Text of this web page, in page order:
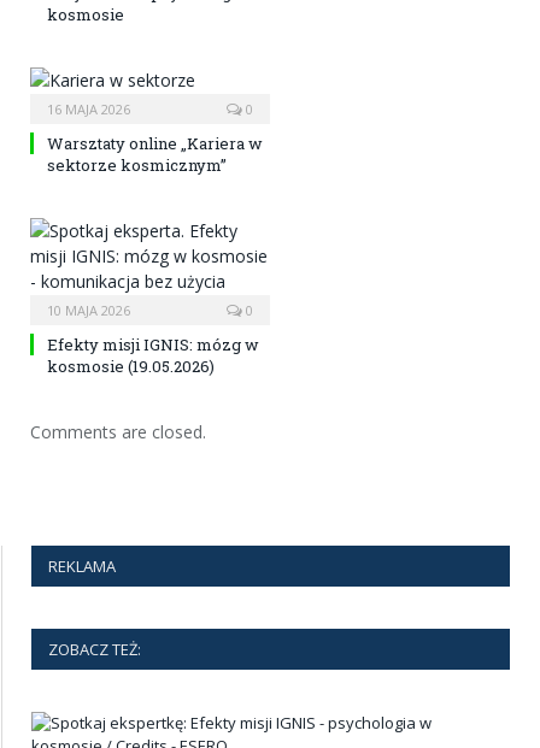
kosmosie
16 MAJA 2026 0
Warsztaty online „Kariera w
sektorze kosmicznym”
10 MAJA 2026 0
Efekty misji IGNIS: mózg w
kosmosie (19.05.2026)
Comments are closed.
REKLAMA
ZOBACZ TEŻ: